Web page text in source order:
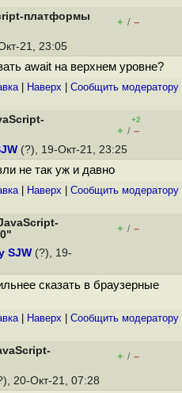
платформы
+ / –
21, 23:05
await на верхнем уровне?
| Наверх Cообщить модератору
+2
+ / –
(?), 19-Окт-21, 23:25
не так уж и давно
| Наверх Cообщить модератору
+ / –
SJW (?), 19-
сказать в браузерные
| Наверх Cообщить модератору
+ / –
20-Окт-21, 07:28